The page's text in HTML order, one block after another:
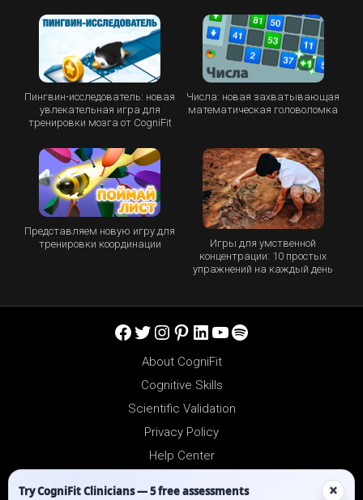
Пингвин-исследователь: новая
увлекательная игра для
тренировки мозга от CogniFit
Числа: новая захватывающая
математическая головоломка
Представляем новую игру для
тренировки координации
Игры для умственной
концентрации: 10 простых
упражнений на каждый день
Facebook
Twitter
Instagram
Pinterest
LinkedIn
YouTube
Spotify
About CogniFit
Cognitive Skills
Scientific Validation
Privacy Policy
Help Center
Try CogniFit Clinicians — 5 free assessments ×